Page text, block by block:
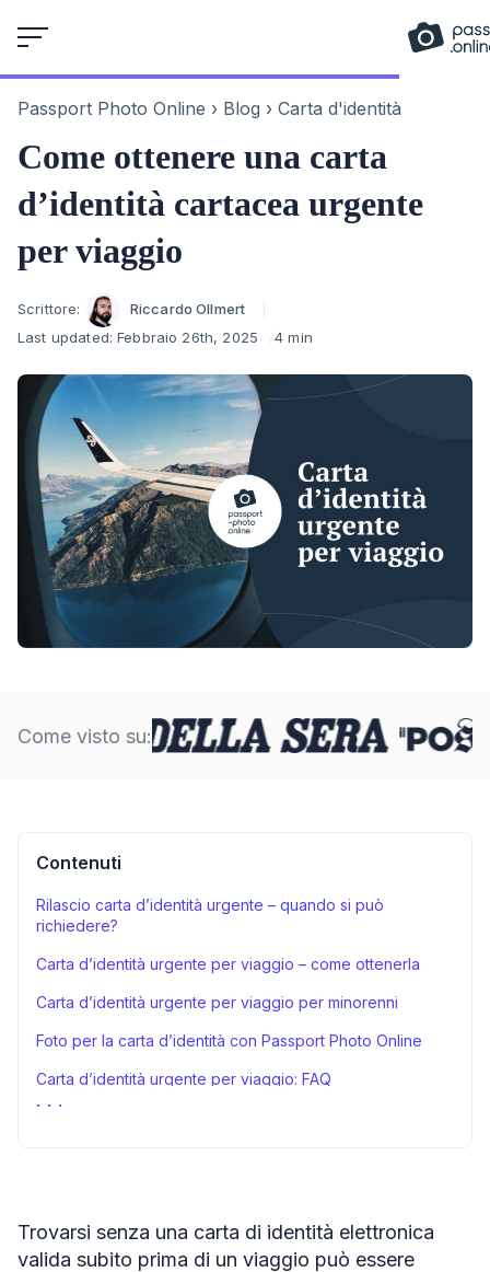
to
Passport Photo Online › Blog › Carta d'identità
Come ottenere una carta
d’identità cartacea urgente
per viaggio
Author
Scrittore:
Riccardo Ollmert
Last updated:Febbraio 26th, 2025 4 min
Come visto su:
Contenuti
Rilascio carta d’identità urgente – quando si può
richiedere?
Carta d’identità urgente per viaggio – come ottenerla
Carta d’identità urgente per viaggio per minorenni
Foto per la carta d’identità con Passport Photo Online
Carta d’identità urgente per viaggio: FAQ
Trovarsi senza una carta di identità elettronica
valida subito prima di un viaggio può essere